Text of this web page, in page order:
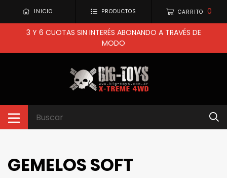
INICIO PRODUCTOS CARRITO 0
3 Y 6 CUOTAS SIN INTERÉS ABONANDO A TRAVÉS DE
MODO
GEMELOS SOFT